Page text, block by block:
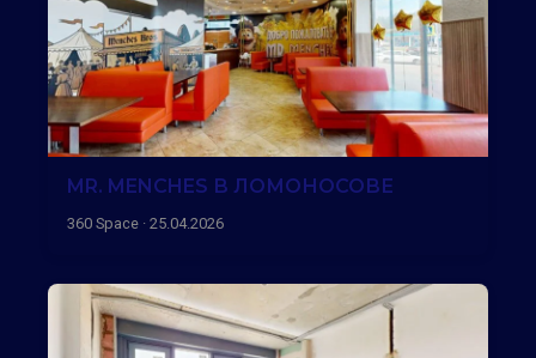
MR. MENCHES В ЛОМОНОСОВЕ
360 Space · 25.04.2026